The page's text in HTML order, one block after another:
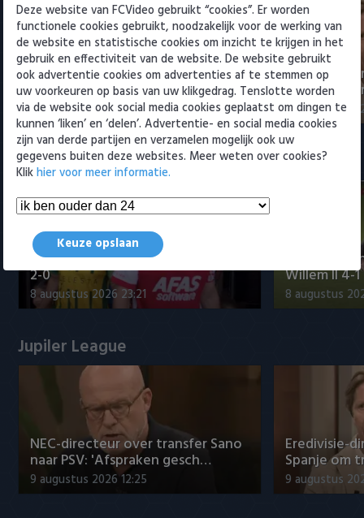
NEC-directeur over transfer Sano
naar PSV: 'Afspraken gesch…
9 augustus 2026 12:25
Eredivisie-
Spanje om
9 augustus
Samenvattingen Eredivisie
Samenvatting AZ - ADO Den Haag
2-0
8 augustus 2026 23:21
Willem II 4-1
8 augustus
Jupiler League
NEC-directeur over transfer Sano
naar PSV: 'Afspraken gesch…
9 augustus 2026 12:25
Eredivisie-
Spanje om
9 augustus
Deze website van FCVideo gebruikt “cookies”. Er worden
functionele cookies gebruikt, noodzakelijk voor de werking van
de website en statistische cookies om inzicht te krijgen in het
gebruik en effectiviteit van de website. De website gebruikt
ook advertentie cookies om advertenties af te stemmen op
uw voorkeuren op basis van uw klikgedrag. Tenslotte worden
via de website ook social media cookies geplaatst om dingen te
kunnen ‘liken’ en ‘delen’. Advertentie- en social media cookies
zijn van derde partijen en verzamelen mogelijk ook uw
gegevens buiten deze websites. Meer weten over cookies?
Klikhier voor meer informatie.
Keuze opslaan